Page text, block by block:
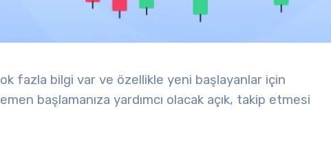
fazla bilgi var ve özellikle yeni başlayanlar için
başlamanıza yardımcı olacak açık, takip etmesi